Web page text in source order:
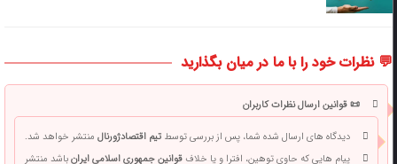
💬 نظرات خود را با ما در میان بگذارید
📜 قوانین ارسال نظرات کاربران
دیدگاه های ارسال شده شما، پس از بررسی توسطتیم اقتصادژورنالمنتشر خواهد شد.
پیام هایی که حاوی توهین، افترا و یا خلافقوانین جمهوری اسلامی ایرانباشد منتشر